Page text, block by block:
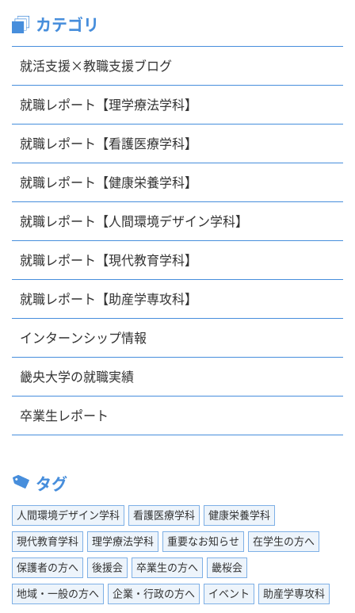
カテゴリ
就活支援×教職支援ブログ
就職レポート【理学療法学科】
就職レポート【看護医療学科】
就職レポート【健康栄養学科】
就職レポート【人間環境デザイン学科】
就職レポート【現代教育学科】
就職レポート【助産学専攻科】
インターンシップ情報
畿央大学の就職実績
卒業生レポート
タグ
人間環境デザイン学科 看護医療学科 健康栄養学科
現代教育学科 理学療法学科 重要なお知らせ 在学生の方へ
保護者の方へ 後援会 卒業生の方へ 畿桜会
地域・一般の方へ 企業・行政の方へ イベント 助産学専攻科